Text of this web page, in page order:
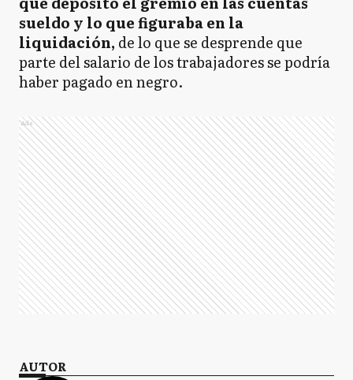
sueldo y lo que figuraba en la
liquidación, de lo que se desprende que
parte del salario de los trabajadores se podría
haber pagado en negro.
Ads
AUTOR